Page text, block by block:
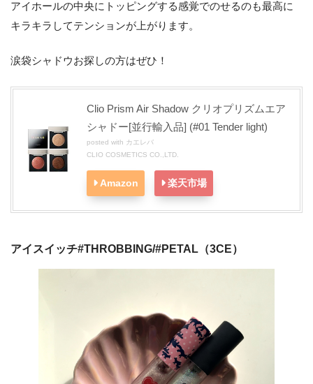
アイホールの中央にトッピングする感覚でのせるのも最高に
キラキラしてテンションが上がります。
涙袋シャドウお探しの方はぜひ！
Clio Prism Air Shadow クリオプリズムエア
シャドー[並行輸入品] (#01 Tender light)
posted with カエレバ
CLIO COSMETICS CO.,LTD.
Amazon 楽天市場
アイスイッチ#THROBBING/#PETAL（3CE）